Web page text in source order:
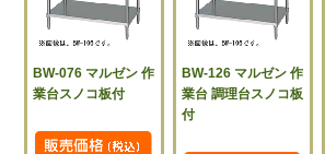
BW-076 マルゼン 作
業台スノコ板付
BW-126 マルゼン 作
業台 調理台スノコ板
付